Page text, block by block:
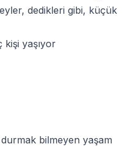
dedikleri gibi, küçük
yaşıyor
bilmeyen yaşam